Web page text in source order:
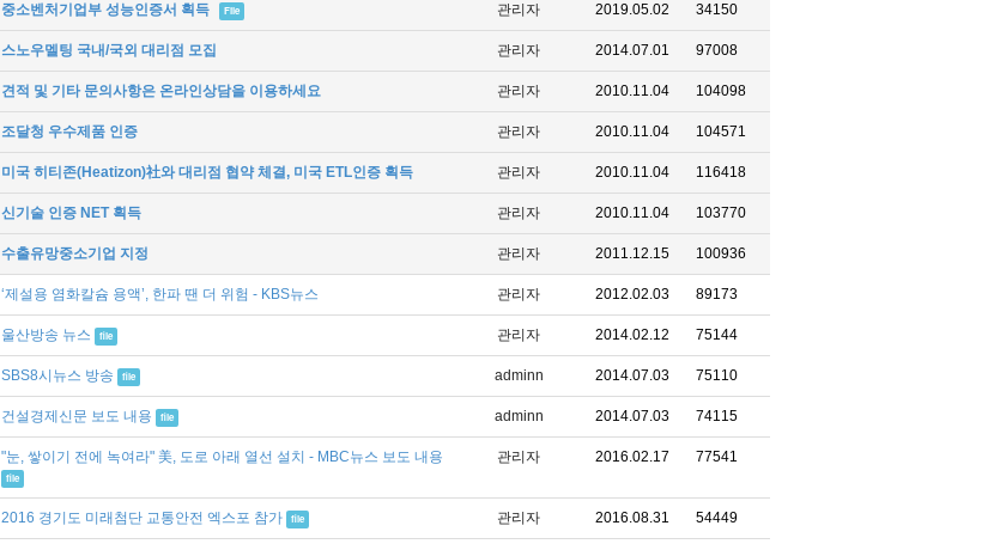
중소벤처기업부 성능인증서 획득 File 관리자 2019.05.02 34150
스노우멜팅 국내/국외 대리점 모집 관리자 2014.07.01 97008
견적 및 기타 문의사항은 온라인상담을 이용하세요 관리자 2010.11.04 104098
조달청 우수제품 인증 관리자 2010.11.04 104571
미국 히티존(Heatizon)社와 대리점 협약 체결, 미국 ETL인증 획득 관리자 2010.11.04 116418
신기술 인증 NET 획득 관리자 2010.11.04 103770
수출유망중소기업 지정 관리자 2011.12.15 100936
‘제설용 염화칼슘 용액’, 한파 땐 더 위험 - KBS뉴스 관리자 2012.02.03 89173
울산방송 뉴스 file 관리자 2014.02.12 75144
SBS8시뉴스 방송 file adminn 2014.07.03 75110
건설경제신문 보도 내용 file adminn 2014.07.03 74115
"눈, 쌓이기 전에 녹여라" 美, 도로 아래 열선 설치 - MBC뉴스 보도 내용
file
관리자 2016.02.17 77541
2016 경기도 미래첨단 교통안전 엑스포 참가 file 관리자 2016.08.31 54449